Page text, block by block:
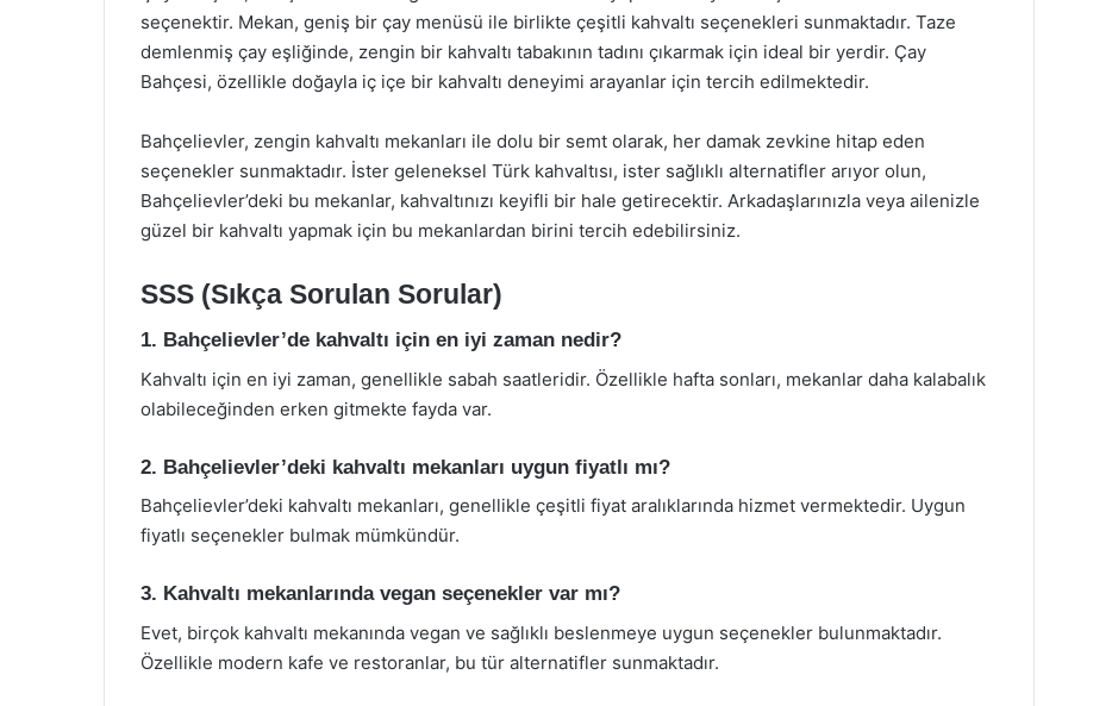
seçenektir. Mekan, geniş bir çay menüsü ile birlikte çeşitli kahvaltı seçenekleri sunmaktadır. Taze
demlenmiş çay eşliğinde, zengin bir kahvaltı tabakının tadını çıkarmak için ideal bir yerdir. Çay
Bahçesi, özellikle doğayla iç içe bir kahvaltı deneyimi arayanlar için tercih edilmektedir.
Bahçelievler, zengin kahvaltı mekanları ile dolu bir semt olarak, her damak zevkine hitap eden
seçenekler sunmaktadır. İster geleneksel Türk kahvaltısı, ister sağlıklı alternatifler arıyor olun,
Bahçelievler’deki bu mekanlar, kahvaltınızı keyifli bir hale getirecektir. Arkadaşlarınızla veya ailenizle
güzel bir kahvaltı yapmak için bu mekanlardan birini tercih edebilirsiniz.
SSS (Sıkça Sorulan Sorular)
1. Bahçelievler’de kahvaltı için en iyi zaman nedir?
Kahvaltı için en iyi zaman, genellikle sabah saatleridir. Özellikle hafta sonları, mekanlar daha kalabalık
olabileceğinden erken gitmekte fayda var.
2. Bahçelievler’deki kahvaltı mekanları uygun fiyatlı mı?
Bahçelievler’deki kahvaltı mekanları, genellikle çeşitli fiyat aralıklarında hizmet vermektedir. Uygun
fiyatlı seçenekler bulmak mümkündür.
3. Kahvaltı mekanlarında vegan seçenekler var mı?
Evet, birçok kahvaltı mekanında vegan ve sağlıklı beslenmeye uygun seçenekler bulunmaktadır.
Özellikle modern kafe ve restoranlar, bu tür alternatifler sunmaktadır.